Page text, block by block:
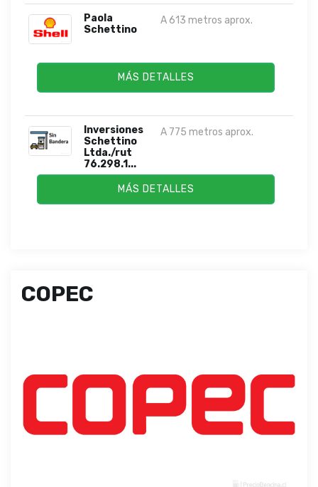
Paola
Schettino
A 613 metros aprox.
MÁS DETALLES
Inversiones
Schettino
Ltda./rut
76.298.1...
A 775 metros aprox.
MÁS DETALLES
COPEC